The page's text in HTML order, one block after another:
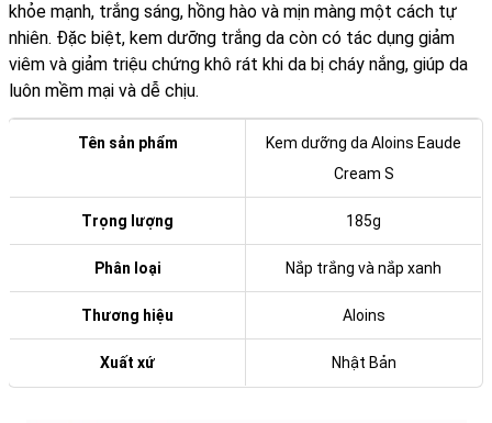
khỏe mạnh, trắng sáng, hồng hào và mịn màng một cách tự
nhiên. Đặc biệt, kem dưỡng trắng da còn có tác dụng giảm
viêm và giảm triệu chứng khô rát khi da bị cháy nắng, giúp da
luôn mềm mại và dễ chịu.
Tên sản phẩm
Kem dưỡng da Aloins Eaude
Cream S
Trọng lượng 185g
Phân loại Nắp trắng và nắp xanh
Thương hiệu Aloins
Xuất xứ Nhật Bản